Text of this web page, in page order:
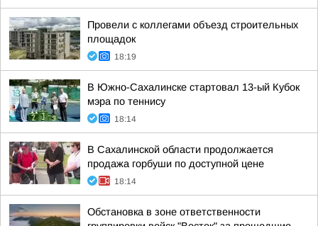
Провели с коллегами объезд строительных
площадок
18:19
В Южно-Сахалинске стартовал 13-ый Кубок
мэра по теннису
18:14
В Сахалинской области продолжается
продажа горбуши по доступной цене
18:14
Обстановка в зоне ответственности